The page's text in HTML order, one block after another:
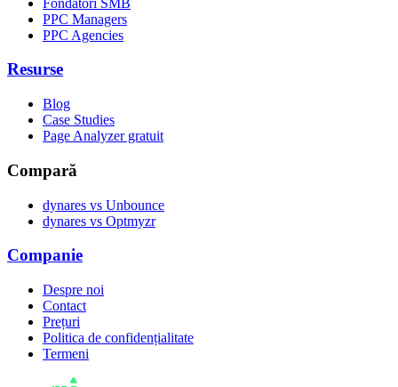
PPC Managers
PPC Agencies
Resurse
Blog
Case Studies
Page Analyzer gratuit
Compară
dynares vs Unbounce
dynares vs Optmyzr
Companie
Despre noi
Contact
Prețuri
Politica de confidențialitate
Termeni